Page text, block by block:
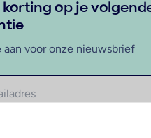
korting op je
aan voor onze nieuwsbrief